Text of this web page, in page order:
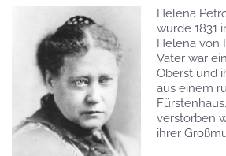
Helena
wurde 1831
Helena von
Vater war
Oberst und
aus einem
verstorben
ihrer